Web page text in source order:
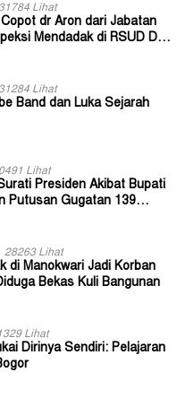
31784 Lihat
dr Aron dari Jabatan
Mendadak di RSUD Dok
31284 Lihat
Band dan Luka Sejarah
Lihat
Presiden Akibat Bupati
Putusan Gugatan 139
28263 Lihat
di Manokwari Jadi Korban
Bekas Kuli Bangunan
Lihat
Dirinya Sendiri: Pelajaran